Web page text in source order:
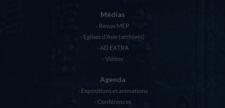
Médias
Revue MEP
Eglises d’Asie (archives)
AD EXTRA
Vidéos
Agenda
Expositions et animations
Conférences